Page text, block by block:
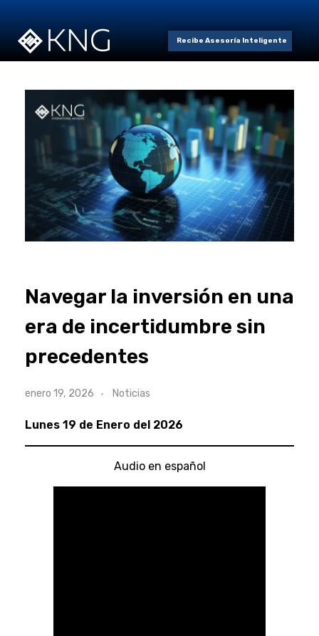
Recibe Asesoría Inteligente
Navegar la inversión en una
era de incertidumbre sin
precedentes
enero 19, 2026 Noticias
Lunes 19 de Enero del 2026
Audio en español